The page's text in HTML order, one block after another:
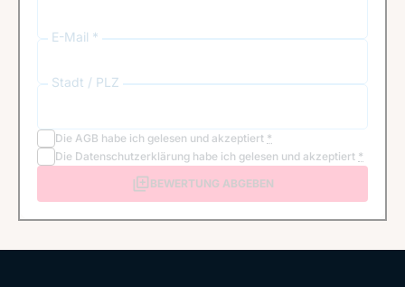
E-Mail *
Stadt / PLZ
Die AGB habe ich gelesen und akzeptiert *
Die Datenschutzerklärung habe ich gelesen und akzeptiert *
BEWERTUNG ABGEBEN